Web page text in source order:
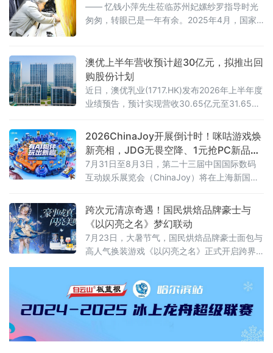
—— 忆钱小萍先生莅临苏州妃嫘纱罗指导时光
匆匆，转眼已是一年有余。2025年4月，国家
工坊，现场传艺、悉心指导的场景，依旧清晰
如昨。
澳优上半年营收预计超30亿元，拟推出回
购股份计划
近日，澳优乳业(1717.HK)发布2026年上半年度
业绩预告，预计实现营收30.65亿元至31.65亿
其他相关影响后，核心经营净利润仍有1.55亿
元至2.55亿元。
2026ChinaJoy开展倒计时！咪咕游戏焕
新亮相，JDG无畏空降、1元抢PC新品等
你来
7月31日至8月3日，第二十三届中国国际数码
互动娱乐展览会（ChinaJoy）将在上海新国际
新升级的“咪咕游戏”品牌重磅亮相，锚定“高品
质益智健康游戏社区”全新定位，以精品游戏体
验、AI科技创新、趣味互动福利与电竞演艺活
动，为玩家打造一站式沉浸式逛展体验。
跨次元清凉奇遇！国民烘焙品牌豪士与
《以闪亮之名》梦幻联动
7月23日，大暑节气，国民烘焙品牌豪士面包与
高人气换装游戏《以闪亮之名》正式开启跨界
感，推出「闪亮豪礼」联名礼盒，将松软美味
的烘焙产品与梦幻精致的游戏周边融为一体，
为玩家与消费者奉上一场清凉治愈的跨次元夏
日奇遇。